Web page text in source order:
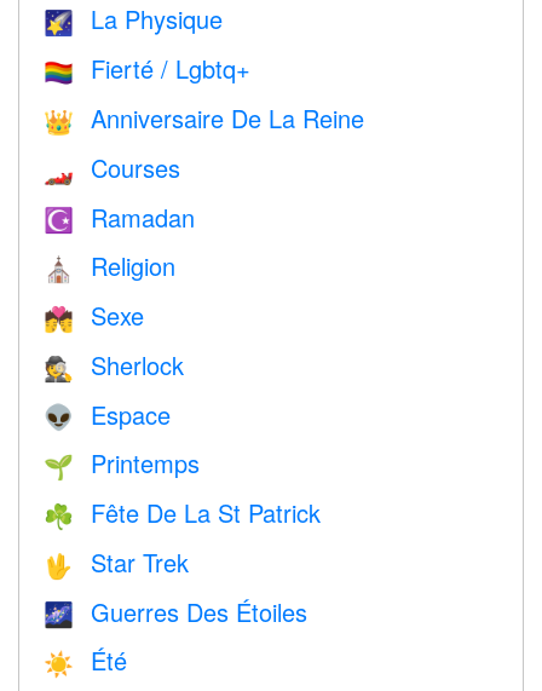
🌠 La Physique
🏳️‍🌈 Fierté / Lgbtq+
👑 Anniversaire De La Reine
🏎 Courses
☪️ Ramadan
⛪️ Religion
💏 Sexe
🕵️ Sherlock
👽 Espace
🌱 Printemps
☘️ Fête De La St Patrick
🖖 Star Trek
🌌 Guerres Des Étoiles
☀️ Été